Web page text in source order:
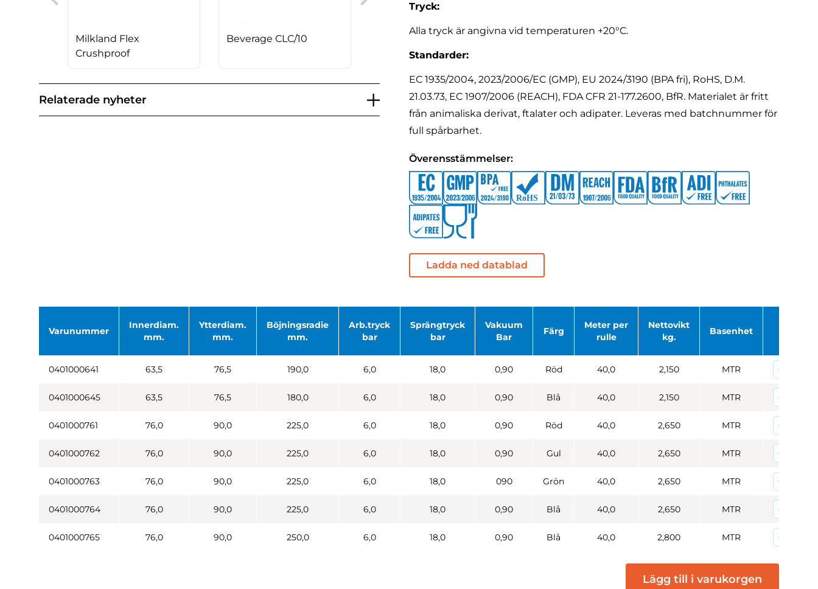
Milkland Flex
Crushproof
Beverage CLC/10
Relaterade nyheter
Tryck:
Alla tryck är angivna vid temperaturen +20°C.
Standarder:
EC 1935/2004, 2023/2006/EC (GMP), EU 2024/3190 (BPA fri), RoHS, D.M.
21.03.73, EC 1907/2006 (REACH), FDA CFR 21-177.2600, BfR. Materialet är fritt
från animaliska derivat, ftalater och adipater. Leveras med batchnummer för
full spårbarhet.
Överensstämmelser:
Ladda ned datablad
Varunummer
Innerdiam.
mm.
Ytterdiam.
mm.
Böjningsradie
mm.
Arb.tryck
bar
Sprängtryck
bar
Vakuum
Bar
Färg
Meter per
rulle
Nettovikt
kg.
Basenhet
0401000641 63,5 76,5 190,0 6,0 18,0 0,90 Röd 40,0 2,150 MTR
0401000645 63,5 76,5 180,0 6,0 18,0 0,90 Blå 40,0 2,150 MTR
0401000761 76,0 90,0 225,0 6,0 18,0 0,90 Röd 40,0 2,650 MTR
0401000762 76,0 90,0 225,0 6,0 18,0 0,90 Gul 40,0 2,650 MTR
0401000763 76,0 90,0 225,0 6,0 18,0 090 Grön 40,0 2,650 MTR
0401000764 76,0 90,0 225,0 6,0 18,0 0,90 Blå 40,0 2,650 MTR
0401000765 76,0 90,0 250,0 6,0 18,0 0,90 Blå 40,0 2,800 MTR
Lägg till i varukorgen